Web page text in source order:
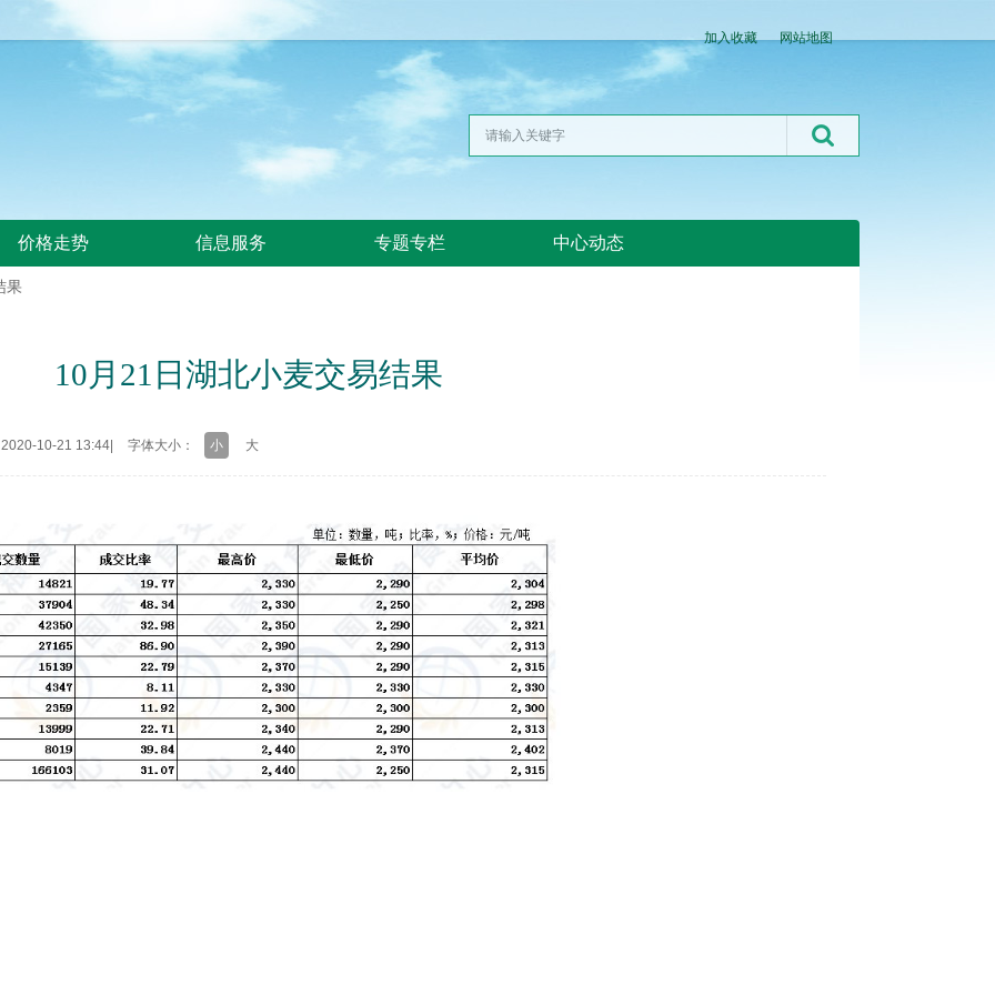
加入收藏 网站地图
价格走势 信息服务 专题专栏 中心动态
果
10月21日湖北小麦交易结果
10-21 13:44 字体大小： 小 大